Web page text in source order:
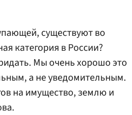
существуют во
категория в России?
Мы очень хорошо это
а не уведомительным.
на имущество, землю и